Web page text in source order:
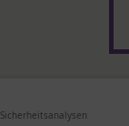
Sicherheitsanalysen